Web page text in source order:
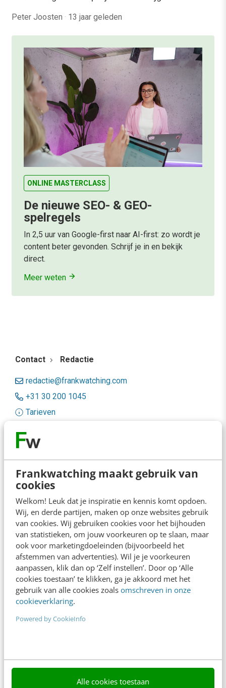
Frankwatching maakt gebruik van
cookies
Welkom! Leuk dat je inspiratie en kennis komt opdoen.
Wij, en derde partijen, maken op onze websites gebruik
van cookies. Wij gebruiken cookies voor het bijhouden
van statistieken, om jouw voorkeuren op te slaan, maar
ook voor marketingdoeleinden (bijvoorbeeld het
afstemmen van advertenties). Wil je je voorkeuren
aanpassen, klik dan op ‘Zelf instellen’. Door op ‘Alle
cookies toestaan’ te klikken, ga je akkoord met het
gebruik van alle cookies zoals omschreven in onze
cookieverklaring.
Powered by CookieInfo
Alle cookies toestaan
Peter Joosten · 13 jaar geleden
ONLINE MASTERCLASS
De nieuwe SEO- & GEO-
spelregels
In 2,5 uur van Google-first naar AI-first: zo wordt je
content beter gevonden. Schrijf je in en bekijk
direct.
Meer weten
Contact Redactie
redactie@frankwatching.com
+31 30 200 1045
Tarieven
Frankwatching
Adverteren
Contact
Nieuwsbrieven
Over ons
Ons team
Werken bij
Whitepapers
Blog
Content & Communicatie